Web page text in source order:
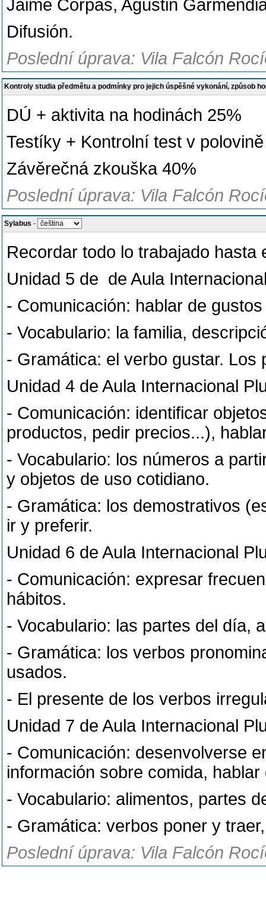
Jaime Corpas, Agustin
Difusión.
Poslední úprava: Vila Falcón
Kontroly studia předmětu a podmínky pro jejich úspěšné vykonání, způsob
DÚ + aktivita na hodinách 25%
Testíky + Kontrolní test v
Závěrečná zkouška 40%
Poslední úprava: Vila Falcón
Sylabus -
Recordar todo lo trabajado hasta
Unidad 5 de de Aula
- Comunicación: hablar de
- Vocabulario: la familia,
- Gramática: el verbo gustar. Los
Unidad 4 de Aula Internacional
- Comunicación: identificar
productos, pedir precios...),
- Vocabulario: los números a
y objetos de uso cotidiano.
- Gramática: los demostrativos
ir y preferir.
Unidad 6 de Aula Internacional
- Comunicación: expresar
hábitos.
- Vocabulario: las partes del día,
- Gramática: los verbos
usados.
- El presente de los verbos
Unidad 7 de Aula Internacional
- Comunicación: desenvolverse
información sobre comida,
- Vocabulario: alimentos, partes
- Gramática: verbos poner y
Poslední úprava: Vila Falcón